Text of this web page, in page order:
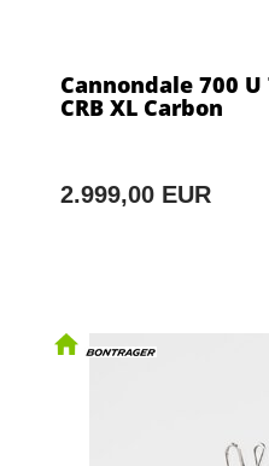
Cannondale 700
CRB XL Carbon
2.999,00 EUR